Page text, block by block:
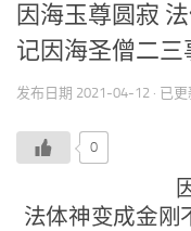
因海玉尊圆寂
记因海圣僧二三
发布日期 2021-04-12 · 已
0
法体神变成金